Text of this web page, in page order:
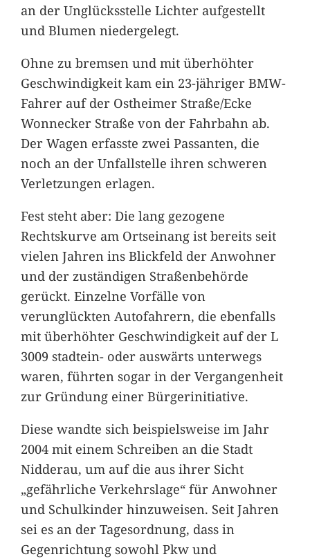
an der Unglücksstelle Lichter aufgestellt
und Blumen niedergelegt.
Ohne zu bremsen und mit überhöhter
Geschwindigkeit kam ein 23-jähriger BMW-
Fahrer auf der Ostheimer Straße/Ecke
Wonnecker Straße von der Fahrbahn ab.
Der Wagen erfasste zwei Passanten, die
noch an der Unfallstelle ihren schweren
Verletzungen erlagen.
Fest steht aber: Die lang gezogene
Rechtskurve am Ortseinang ist bereits seit
vielen Jahren ins Blickfeld der Anwohner
und der zuständigen Straßenbehörde
gerückt. Einzelne Vorfälle von
verunglückten Autofahrern, die ebenfalls
mit überhöhter Geschwindigkeit auf der L
3009 stadtein- oder auswärts unterwegs
waren, führten sogar in der Vergangenheit
zur Gründung einer Bürgerinitiative.
Diese wandte sich beispielsweise im Jahr
2004 mit einem Schreiben an die Stadt
Nidderau, um auf die aus ihrer Sicht
„gefährliche Verkehrslage“ für Anwohner
und Schulkinder hinzuweisen. Seit Jahren
sei es an der Tagesordnung, dass in
Gegenrichtung sowohl Pkw und